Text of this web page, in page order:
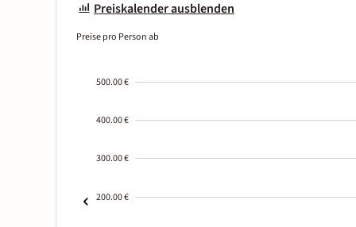
Preiskalender ausblenden
Preise pro Person ab
500.00 €
400.00 €
300.00 €
200.00 €